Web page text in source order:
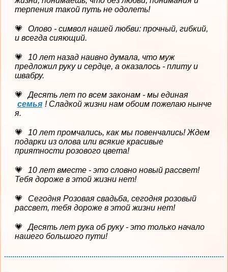
терпения такой путь не одолеть!
Олово - символ нашей любви: прочный, гибкий,
и всегда сияющий.
10 лет назад наивно думала, что муж
предложил руку и сердце, а оказалось - плиту и
швабру.
Десять лет по всем законам - мы единая
семья ! Сладкой жизни нам обоим пожелаю нынче
я.
10 лет промчались, как мы повенчались! Ждем
подарки из олова или всякие красивые
приятности розового цвета!
10 лет вместе - это словно новый рассвет!
Тебя дороже в этой жизни нет!
Сегодня Розовая свадьба, сегодня розовый
рассвет, тебя дороже в этой жизни нет!
Десять лет рука об руку - это только начало
нашего большого пути!